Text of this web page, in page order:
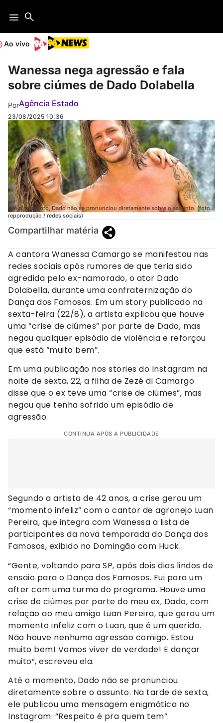
Ao vivo
Wanessa nega agressão e fala
sobre ciúmes de Dado Dolabella
PorAgência Estado
23/08/2025 10:36
Até o momento, Dado não se pronunciou diretamente sobre o assunto. (foto:
repprodução / redes sociais)
Compartilhar matéria
A cantora Wanessa Camargo se manifestou nas
redes sociais após rumores de que teria sido
agredida pelo ex-namorado, o ator Dado
Dolabella, durante uma confraternização do
Dança dos Famosos. Em um story publicado na
sexta-feira (22/8), a artista explicou que houve
uma “crise de ciúmes” por parte de Dado, mas
negou qualquer episódio de violência e reforçou
que está “muito bem”.
Em uma publicação nos stories do Instagram na
noite de sexta, 22, a filha de Zezé di Camargo
disse que o ex teve uma “crise de ciúmes”, mas
negou que tenha sofrido um episódio de
agressão.
CONTINUA APÓS A PUBLICIDADE
Segundo a artista de 42 anos, a crise gerou um
“momento infeliz” com o cantor de agronejo Luan
Pereira, que integra com Wanessa a lista de
participantes da nova temporada do Dança dos
Famosos, exibido no Domingão com Huck.
“Gente, voltando para SP, após dois dias lindos de
ensaio para o Dança dos Famosos. Fui para um
after com uma turma do programa. Houve uma
crise de ciúmes por parte do meu ex, Dado, com
relação ao meu amigo Luan Pereira, que gerou um
momento infeliz com o Luan, que é um querido.
Não houve nenhuma agressão comigo. Estou
muito bem! Vamos viver de verdade! E dançar
muito”, escreveu ela.
Até o momento, Dado não se pronunciou
diretamente sobre o assunto. Na tarde de sexta,
ele publicou uma mensagem enigmática no
Instagram: “Respeito é pra quem tem”.